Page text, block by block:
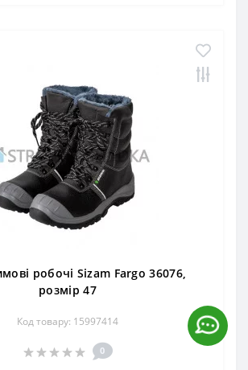
робочі Sizam Fargo 36076,
розмір 47
Код товару: 15997414
0